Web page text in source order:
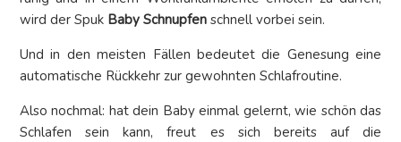
wird der Spuk Baby Schnupfen schnell vorbei sein.
Und in den meisten Fällen bedeutet die Genesung eine
automatische Rückkehr zur gewohnten Schlafroutine.
Also nochmal: hat dein Baby einmal gelernt, wie schön das
Schlafen sein kann, freut es sich bereits auf die